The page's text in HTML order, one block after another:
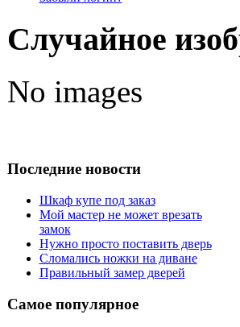
Случайное
No images
Последние новости
Шкаф купе под заказ
Мой мастер не может врезать
замок
Нужно просто поставить дверь
Сломались ножки на диване
Правильный замер дверей
Самое популярное